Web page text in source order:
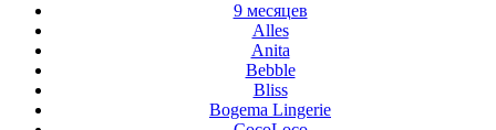
9 месяцев
Alles
Anita
Bebble
Bliss
Bogema Lingerie